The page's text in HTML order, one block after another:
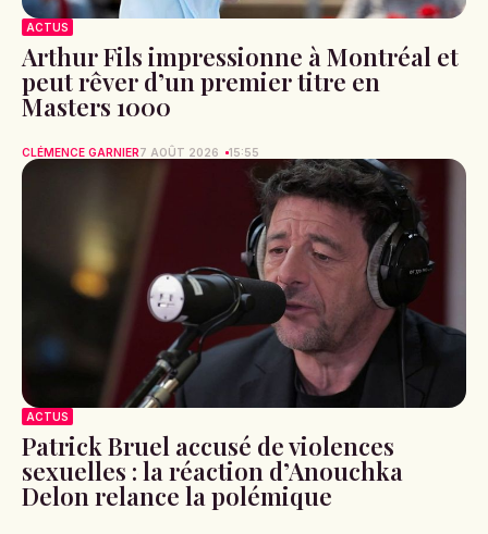
ACTUS
Arthur Fils impressionne à Montréal et
peut rêver d’un premier titre en
Masters 1000
CLÉMENCE GARNIER7 AOÛT 2026 15:55
ACTUS
Patrick Bruel accusé de violences
sexuelles : la réaction d’Anouchka
Delon relance la polémique